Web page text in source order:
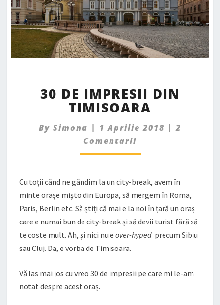
DE
IMPRESII
DIN
TIMISOARA
30 DE IMPRESII DIN
TIMISOARA
By Simona | 1 Aprilie 2018 |2
Comentarii
Cu toții când ne gândim la un city-break, avem în
minte orașe mișto din Europa, să mergem în Roma,
Paris, Berlin etc. Să știți că mai e la noi în țară un oraș
care e numai bun de city-break și să devii turist fără să
te coste mult. Ah, și nici nu e over-hyped precum Sibiu
sau Cluj. Da, e vorba de Timisoara.
Vă las mai jos cu vreo 30 de impresii pe care mi le-am
notat despre acest oraș.